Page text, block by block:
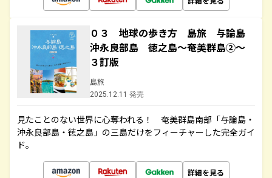
０３ 地球の歩き方 島旅 与論島
沖永良部島 徳之島～奄美群島②～
３訂版
島旅
2025.12.11 発売
見たことのない世界に心奪われる！ 奄美群島南部「与論島・
沖永良部島・徳之島」の三島だけをフィーチャーした完全ガイ
ド。
詳細を見る